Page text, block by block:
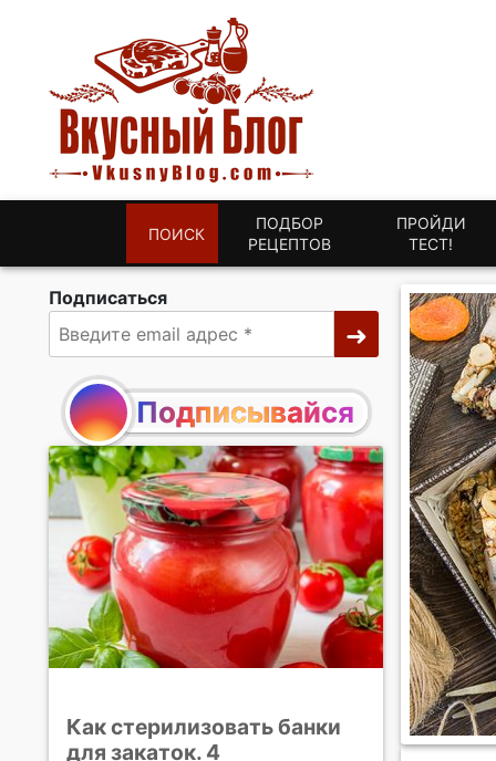
ПОИСК
ПОДБОР
РЕЦЕПТОВ
ПРОЙДИ
ТЕСТ!
Подписаться
Подписывайся
Как стерилизовать банки
для закаток. 4